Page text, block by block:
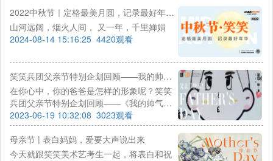
2022中秋节｜定格最美月圆，记录最好年华…
山河远阔，烟火人间， 又一年，千里婵娟
2024-08-14 15:16:25 4420观看
笑笑兵团父亲节特别企划回顾——我的帅气老爸，父亲节快乐！
在你心中，你的爸爸是怎样的形象呢？笑笑
兵团父亲节特别企划回顾——《我的帅气老
爸》，一起看看笑笑小兵心中的爸爸吧~
2023-06-19 10:32:08 3023观看
母亲节 | 表白妈妈，爱要大声说出来
今天就跟笑笑美术艺考生一起，将表白和祝